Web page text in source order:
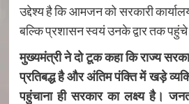
उद्देश्य है कि आमजन को सरकारी
बल्कि प्रशासन स्वयं उनके द्वार तक
मुख्यमंत्री ने दो टूक कहा कि राज्य
प्रतिबद्ध है और अंतिम पंक्ति में खड़े
पहुंचाना ही सरकार का लक्ष्य है।